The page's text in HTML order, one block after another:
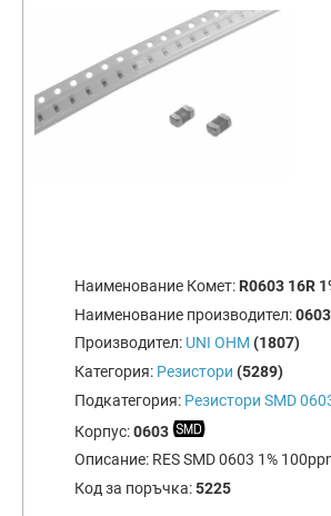
Наименование Комет: R0603 16R
Наименование производител:
Производител: UNI OHM (1807)
Категория: Резистори (5289)
Подкатегория: Резистори SMD
Корпус:0603
Описание: RES SMD 0603 1%
Код за поръчка:5225